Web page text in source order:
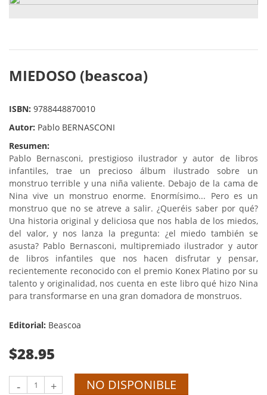
MIEDOSO (beascoa)
ISBN: 9788448870010
Autor: Pablo BERNASCONI
Resumen:
Pablo Bernasconi, prestigioso ilustrador y autor de libros
infantiles, trae un precioso álbum ilustrado sobre un
monstruo terrible y una niña valiente. Debajo de la cama de
Nina vive un monstruo enorme. Enormísimo... Pero es un
monstruo que no se atreve a salir. ¿Queréis saber por qué?
Una historia original y deliciosa que nos habla de los miedos,
del valor, y nos lanza la pregunta: ¿el miedo también se
asusta? Pablo Bernasconi, multipremiado ilustrador y autor
de libros infantiles que nos hacen disfrutar y pensar,
recientemente reconocido con el premio Konex Platino por su
talento y originalidad, nos cuenta en este libro qué hizo Nina
para transformarse en una gran domadora de monstruos.
Editorial: Beascoa
$28.95
- + NO DISPONIBLE